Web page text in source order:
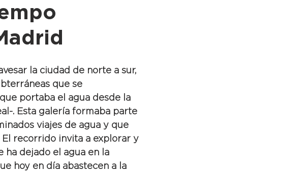
la ciudad de norte a sur,
que se
portaba el agua desde la
. Esta galería formaba parte
viajes de agua y que
recorrido invita a explorar y
ha dejado el agua en la
hoy en día abastecen a la